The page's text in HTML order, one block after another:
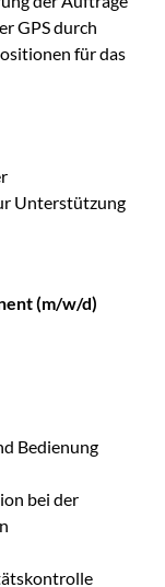
GPS durch
für das
Unterstützung
(m/w/d)
Bedienung
bei der